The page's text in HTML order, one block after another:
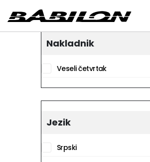
Nakladnik
Veseli četvrtak
Jezik
Srpski